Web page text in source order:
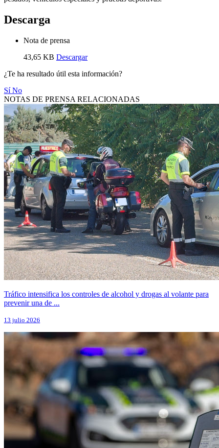
Descarga
Nota de prensa
43,65 KB Descargar
¿Te ha resultado útil esta información?
SíNo
NOTAS DE PRENSA RELACIONADAS
Tráfico intensifica los controles de alcohol y drogas al volante para
prevenir una de ...
13 julio 2026